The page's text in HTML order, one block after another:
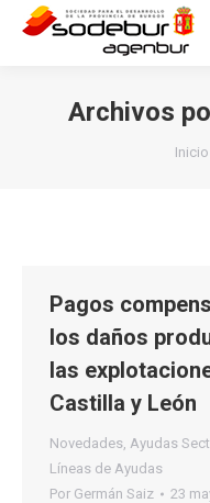
Archivos
Inicio
Pagos
los daños
las
Castilla y León
Novedades, Ayudas
Líneas de Ayudas
Por Germán Saiz 23